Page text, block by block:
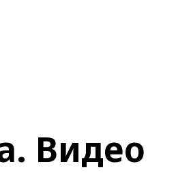
Видео